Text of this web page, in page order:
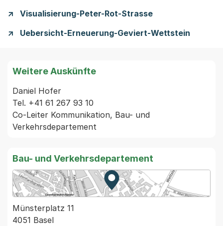
Visualisierung-Peter-Rot-Strasse
Uebersicht-Erneuerung-Geviert-Wettstein
Weitere Auskünfte
Daniel Hofer
Tel. +41 61 267 93 10
Co-Leiter Kommunikation, Bau- und
Bau- und Verkehrsdepartement
Zur Karte von MapBS.
Externer Link, wird in einem
Münsterplatz 11
4051 Basel